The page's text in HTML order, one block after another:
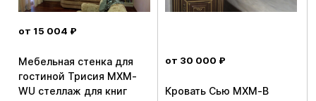
от 15 004 ₽
Мебельная стенка для
гостиной Трисия MXM-
WU стеллаж для книг
от 30 000 ₽
Кровать Сью MXM-B